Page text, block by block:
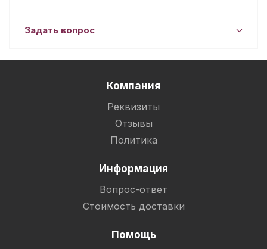
Задать вопрос
Компания
Реквизиты
Отзывы
Политика
Информация
Вопрос-ответ
Стоимость доставки
Помощь